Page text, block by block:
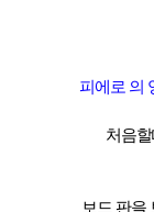
피에로 의
처음
보드 판을